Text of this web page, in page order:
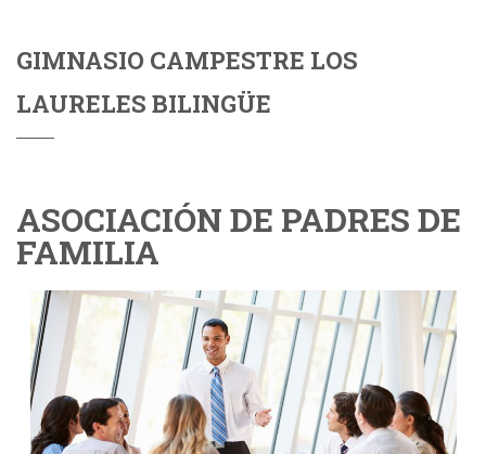
GIMNASIO CAMPESTRE LOS
LAURELES BILINGÜE
ASOCIACIÓN DE PADRES DE
FAMILIA